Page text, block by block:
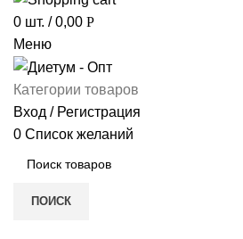
0 шт. / 0,00 Р
Меню
Категории товаров
Вход / Регистрация
0 Список желаний
ПОИСК